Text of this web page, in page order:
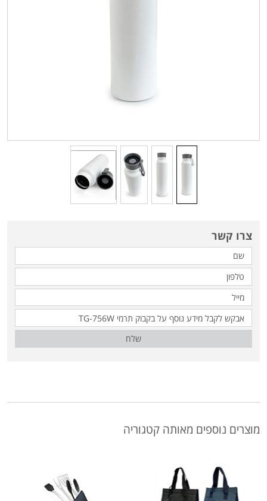
צרו קשר
שלח
מוצרים נוספים מאותה קטגוריה